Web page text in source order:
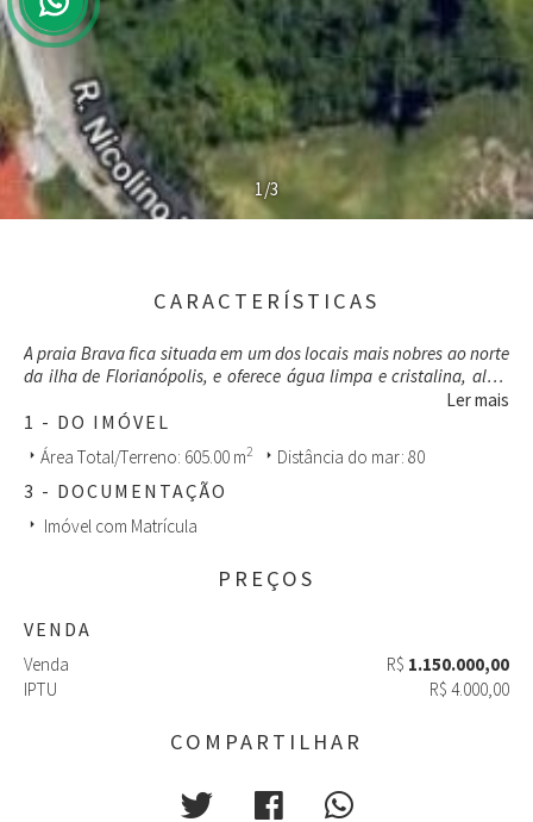
1/3
CARACTERÍSTICAS
A praia Brava fica situada em um dos locais mais nobres ao norte
da ilha de Florianópolis, e oferece água limpa e cristalina, além
Ler mais
1 - DO IMÓVEL
arrow_right Área Total/Terreno: 605.00 m2 arrow_right Distância do mar: 80
3 - DOCUMENTAÇÃO
arrow_right Imóvel com Matrícula
PREÇOS
VENDA
Venda R$ 1.150.000,00
IPTU
R$ 4.000,00
COMPARTILHAR